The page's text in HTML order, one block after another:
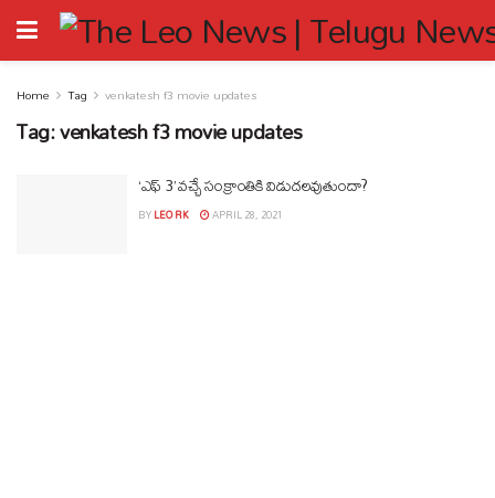
Home Tag venkatesh f3 movie updates
Tag:venkatesh f3 movie updates
‘ఎఫ్ 3’ వచ్చే సంక్రాంతికి విడుదలవుతుందా?
BYLEO RK APRIL 28, 2021